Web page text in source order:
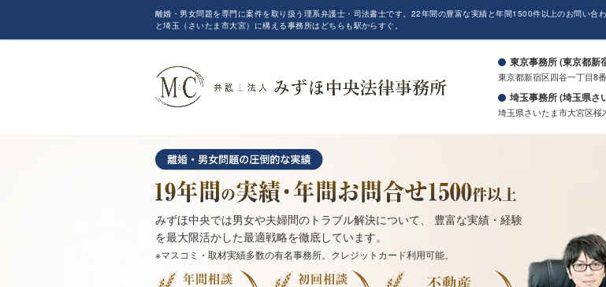
離婚・男女問題を専門に案件を取り扱う理系弁護士・司法書士です。22年間の豊富な実績と年間1500件以上のお問い合
と埼玉（さいたま市大宮）に構える事務所はどちらも駅からすぐ。
東京事務所 (東京都新
東京都新宿区四谷一丁目8
埼玉事務所 (埼玉県さ
埼玉県さいたま市大宮区
みずほ中央では男女や夫婦間のトラブル解決について、 豊富な実績・経験
を最大限活かした最適戦略を徹底しています。
※マスコミ・取材実績多数の有名事務所。クレジットカード利用可能。